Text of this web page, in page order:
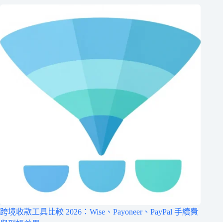
跨境收款工具比較 2026：Wise、Payoneer、PayPal 手續費